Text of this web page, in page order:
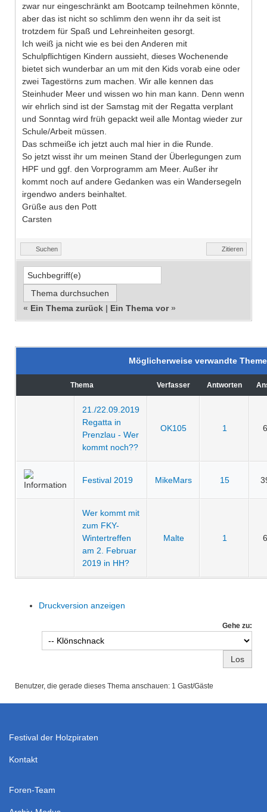
zwar nur eingeschränkt am Bootcamp teilnehmen könnte,
aber das ist nicht so schlimm den wenn ihr da seit ist
trotzdem für Spaß und Lehreinheiten gesorgt.
Ich weiß ja nicht wie es bei den Anderen mit
Schulpflichtigen Kindern aussieht, dieses Wochenende
bietet sich wunderbar an um mit den Kids vorab eine oder
zwei Tagestörns zum machen. Wir alle kennen das
Steinhuder Meer und wissen wo hin man kann. Denn wenn
wir ehrlich sind ist der Samstag mit der Regatta verplant
und Sonntag wird früh gepackt weil alle Montag wieder zur
Schule/Arbeit müssen.
Das schmeiße ich jetzt auch mal hier in die Runde.
So jetzt wisst ihr um meinen Stand der Überlegungen zum
HPF und ggf. den Vorprogramm am Meer. Außer ihr
kommt noch auf andere Gedanken was ein Wandersegeln
irgendwo anders beinhaltet.
Grüße aus den Pott
Carsten
Suchen Zitieren
« Ein Thema zurück | Ein Thema vor»
Möglicherweise verwandte
Thema Verfasser Antworten
21./22.09.2019
Regatta in
Prenzlau - Wer
kommt noch??
OK105 1
Festival 2019 MikeMars 15
Wer kommt mit
zum FKY-
Wintertreffen
am 2. Februar
2019 in HH?
Malte 1
Druckversion anzeigen
Gehe zu:
Benutzer, die gerade dieses Thema anschauen: 1 Gast/Gäste
Festival der Holzpiraten
Kontakt
Foren-Team